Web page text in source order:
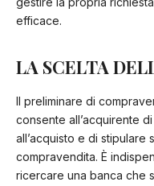
efficace.
LA SCELTA
Il preliminare di
consente all’acquirente
all’acquisto e di stipulare
compravendita. È
ricercare una banca che